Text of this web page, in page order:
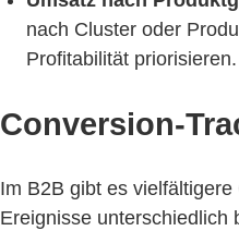
nach Cluster oder
Profitabilität priorisieren.
Conversion-
Im B2B gibt es
Ereignisse unterschiedlich